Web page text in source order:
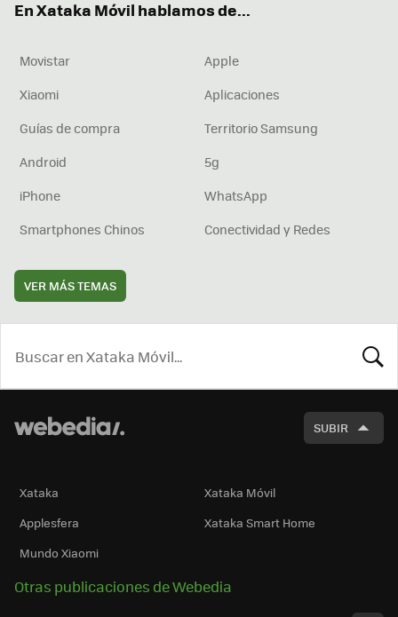
En Xataka Móvil hablamos de...
Movistar
Apple
Xiaomi
Aplicaciones
Guías de compra
Territorio Samsung
Android
5g
iPhone
WhatsApp
Smartphones Chinos
Conectividad y Redes
VER MÁS TEMAS
SUBIR
Xataka
Xataka Móvil
Applesfera
Xataka Smart Home
Mundo Xiaomi
Otras publicaciones de Webedia